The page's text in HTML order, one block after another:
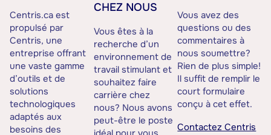
Centris.ca est
propulsé par
Centris, une
entreprise offrant
une vaste gamme
d’outils et de
solutions
technologiques
adaptés aux
besoins des
CHEZ NOUS
Vous êtes à la
recherche d’un
environnement de
travail stimulant et
souhaitez faire
carrière chez
nous? Nous avons
peut-être le poste
Vous avez des
questions ou des
commentaires à
nous soumettre?
Rien de plus simple!
Il suffit de remplir le
court formulaire
conçu à cet effet.
Contactez Centris